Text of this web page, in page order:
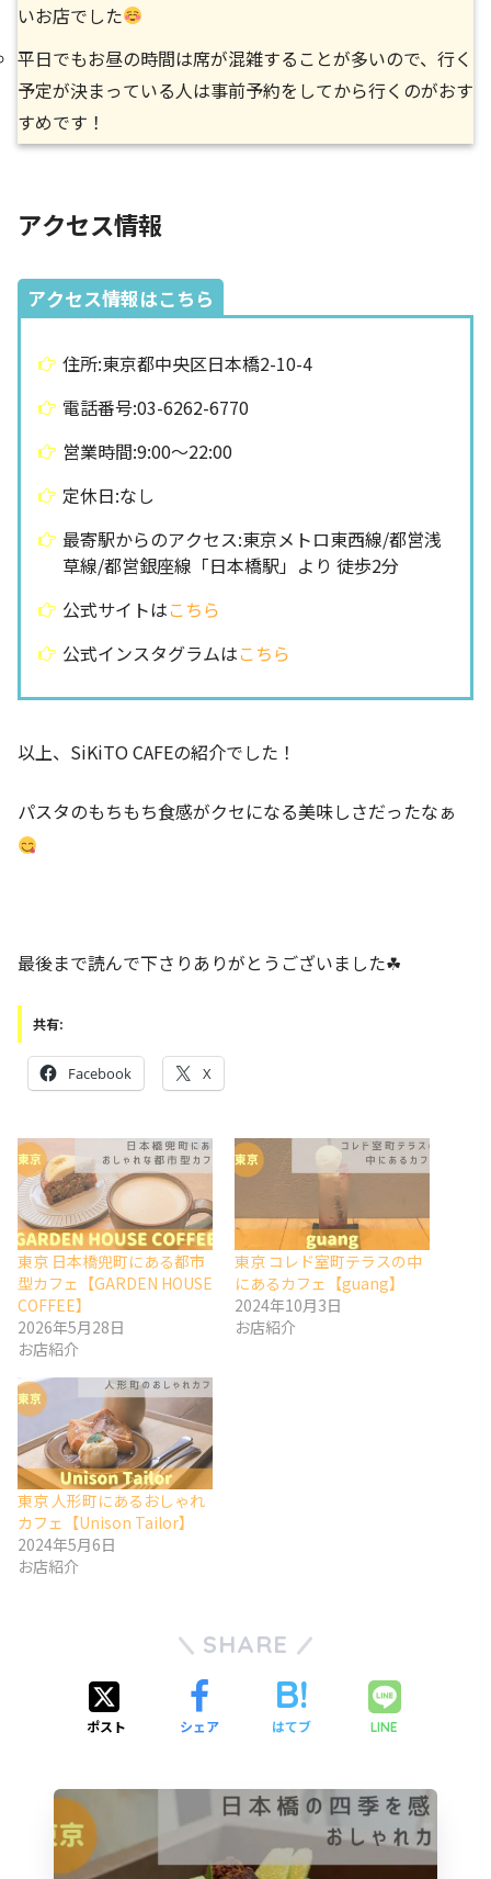
いお店でした
平日でもお昼の時間は席が混雑することが多いので、行く
予定が決まっている人は事前予約をしてから行くのがおす
すめです！
アクセス情報
アクセス情報はこちら
住所:東京都中央区日本橋2-10-4
電話番号:03-6262-6770
営業時間:9:00〜22:00
定休日:なし
最寄駅からのアクセス:東京メトロ東西線/都営浅
草線/都営銀座線「日本橋駅」より 徒歩2分
公式サイトはこちら
公式インスタグラムはこちら
以上、SiKiTO CAFEの紹介でした！
パスタのもちもち食感がクセになる美味しさだったなぁ
最後まで読んで下さりありがとうございました☘
共有:
Facebook X
東京 日本橋兜町にある都市
型カフェ【GARDEN HOUSE
COFFEE】
2026年5月28日
お店紹介
東京 コレド室町テラスの中
にあるカフェ【guang】
2024年10月3日
お店紹介
東京 人形町にあるおしゃれ
カフェ【Unison Tailor】
2024年5月6日
お店紹介
SHARE
ポスト シェア はてブ LINE